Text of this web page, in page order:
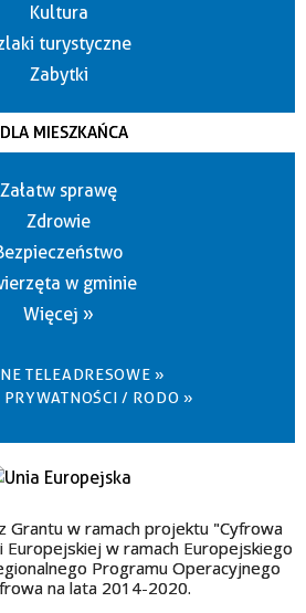
Kultura
turystyczne
Zabytki
DLA MIESZKAŃCA
Załatw sprawę
Zdrowie
w gminie
Więcej »
TELEADRESOWE »
/ RODO »
Grantu w ramach projektu "Cyfrowa
Europejskiej w ramach Europejskiego
Programu Operacyjnego
na lata 2014-2020.